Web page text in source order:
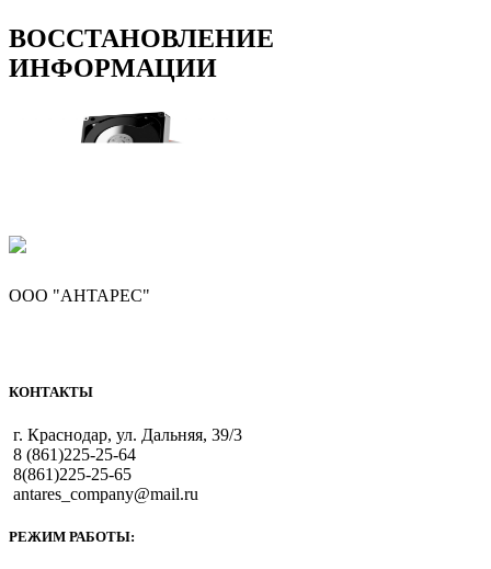
ВОССТАНОВЛЕНИЕ
ИНФОРМАЦИИ
ООО "АНТАРЕС"
КОНТАКТЫ
г. Краснодар, ул. Дальняя, 39/3
8 (861)225-25-64
8(861)225-25-65
antares_company@mail.ru
РЕЖИМ РАБОТЫ: